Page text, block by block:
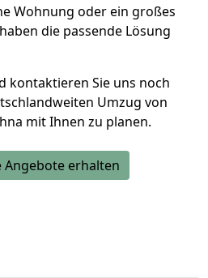
Wohnung oder ein großes
die passende Lösung
kontaktieren Sie uns noch
Umzug von
mit Ihnen zu planen.
Angebote erhalten